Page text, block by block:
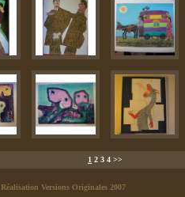
1 2 3 4 >>
Réalisation Versions Originales 2007